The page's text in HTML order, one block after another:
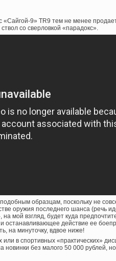
9» TR9 тем не менее
со сверловкой «парадокс».
образцам, поскольку не
оружия последнего шанса (речь
мой взгляд, будет куда
останавливающее действие ее
на минуточку, вдвое ниже!
или в спортивных «практических»
новинки без малого 50 000 рублей,